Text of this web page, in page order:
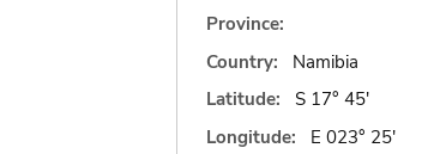
Province:
Country:
Namibia
Latitude:
S 17° 45'
Longitude:
E 023° 25'